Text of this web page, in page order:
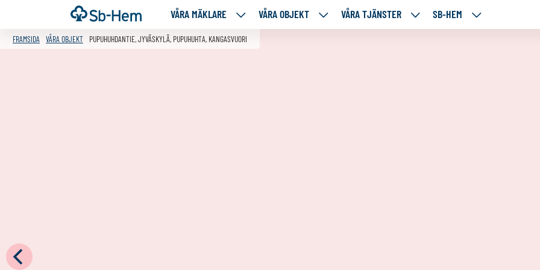
Till
innehållet
Framsida VÅRA MÄKLARE
VÅRA
MÄKLARE
VÅRA OBJEKT
VÅRA VÅRA TJÄNSTER
VÅRASB-HEM
SB-
FRAMSIDA VÅRA OBJEKT PUPUHUHDANTIE, JYVÄSKYLÄ, PUPUHUHTA, KANGASVUORI